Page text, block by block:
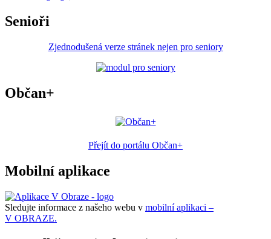
Senioři
Zjednodušená verze stránek nejen pro seniory
Občan+
Přejít do portálu Občan+
Mobilní aplikace
Sledujte informace z našeho webu v mobilní aplikaci –
V OBRAZE.